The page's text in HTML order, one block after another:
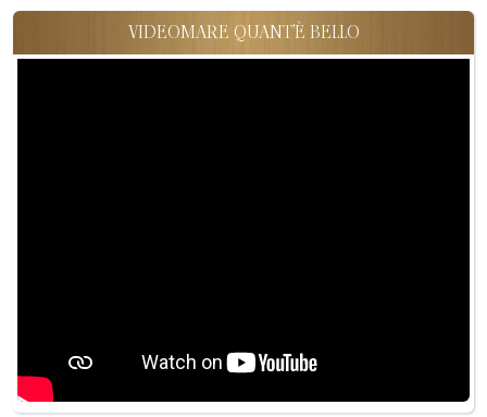
VIDEOMARE QUANT'È BELLO